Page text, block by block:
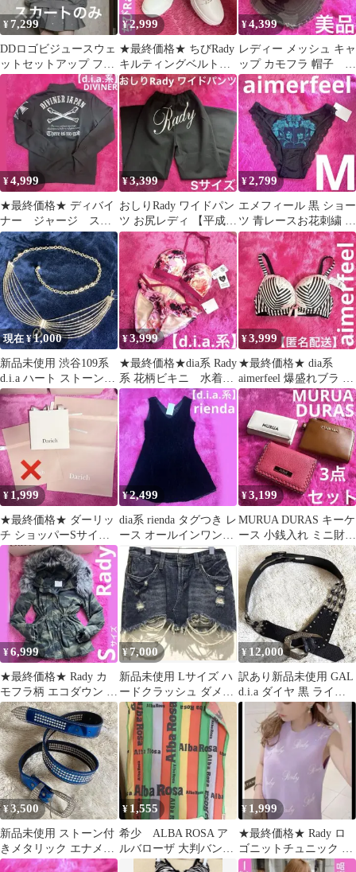
¥ 7,299
DDロゴビジュースウェ
ットセットアップ フリ
ーサイズ 【スカートの
み】
¥2,999
★最終価格★ ちびRady
キルティングベルトス
ニーカー Sサイズ 18cm
白
¥4,399
レディー メッシュ キャ
ップ カモフラ 帽子 迷
彩柄【平成ギャル】
Rady
¥4,999
★最終価格★ ディバイ
ナー ジャージ スカ
ル柄【平成ギャル男】
y2k メンズ L
¥3,399
おしりRady ワイドパン
ツ お尻レディ 【平成ギ
ャル】 黒 Ｓサイズ 武
藤静香
¥2,799
エメフィール 黒 ショー
ツ 青レースお花刺繍 新
品未使用 M ランジェリ
ー
現在 ¥1,000
新品未使用 渋谷109系
d.i.a ハート ストーン付
き 多連チェーンベルト
銀
¥3,999
★最終価格★dia系 Rady
系 花柄ビキニ 水着
【平成ギャル】M 新品
未使用
¥3,999
★最終価格★ dia系
aimerfeel 爆盛れブラ 下
着【平成ギャル】廃盤
¥ 1,999
★最終価格★ ダーリッ
チ ショッパーSサイズ /
ギフトラッピングＬサ
イズ 新品
¥2,499
dia系 rienda タグつき レ
ース オールインワン
【平成ギャル】
¥3,199
MURUA DURAS キーケ
ース 小銭入れ ミニ財布
パス【平成ギャル】豹
柄
¥6,999
★最終価格★ Rady カ
モフラ柄 エコダウン 迷
彩柄【平成ギャル】S
美品
¥7,000
新品未使用 Lサイズ ハ
ードクラッシュ ダメー
ジデニム sexy ミニスカ
ート
¥ 12,000
訳あり新品未使用 GAL
d.i.a ダイヤ 黒 ライン
ストーン付ベルト Y2K
¥3,500
新品未使用 ストーン付
きメタリック エナメル
ベルト 青ブルー 渋谷
¥1,555
希少 ALBA ROSA ア
ルバローザ 大判バンダ
ナY2K d.i.a 好きにも
¥ 1,999
★最終価格★ Rady ロ
ゴニットチュニック ニ
ットトップ ミニワンピ